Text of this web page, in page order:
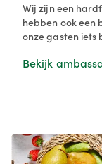
Wij zijn een
hebben ook een
onze gasten iets
te kopen.
Bekijk